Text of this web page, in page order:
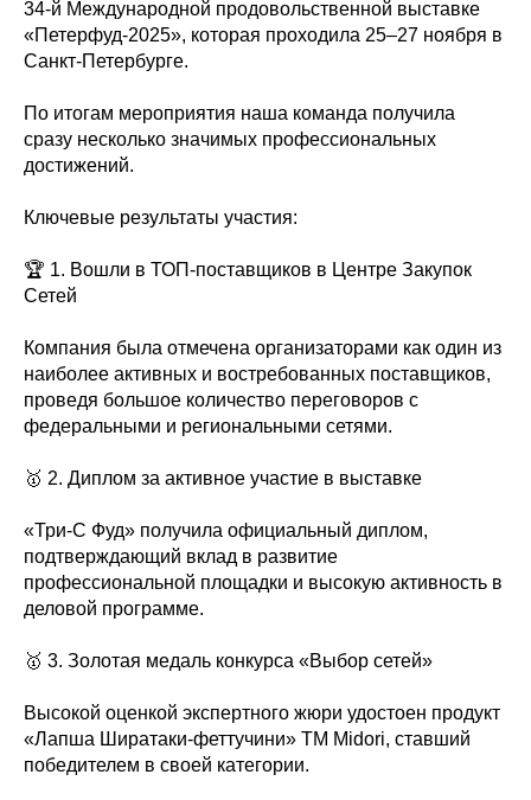
34-й Международной продовольственной выставке
«Петерфуд-2025», которая проходила 25–27 ноября в
Санкт-Петербурге.
По итогам мероприятия наша команда получила
сразу несколько значимых профессиональных
достижений.
Ключевые результаты участия:
🏆 1. Вошли в ТОП-поставщиков в Центре Закупок
Сетей
Компания была отмечена организаторами как один из
наиболее активных и востребованных поставщиков,
проведя большое количество переговоров с
федеральными и региональными сетями.
🥇 2. Диплом за активное участие в выставке
«Три-С Фуд» получила официальный диплом,
подтверждающий вклад в развитие
профессиональной площадки и высокую активность в
деловой программе.
🥇 3. Золотая медаль конкурса «Выбор сетей»
Высокой оценкой экспертного жюри удостоен продукт
«Лапша Ширатаки-феттучини» ТМ Midori, ставший
победителем в своей категории.